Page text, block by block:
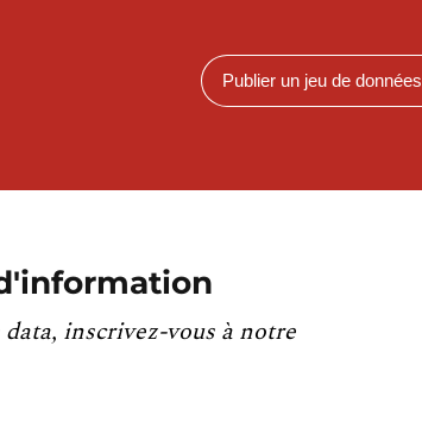
Publier un jeu de données
inscrivez-vous à notre